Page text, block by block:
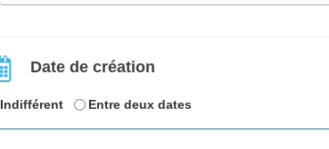
Date de création
Indifférent Entre deux dates